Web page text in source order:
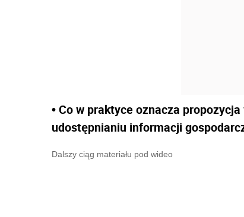
• Co w praktyce oznacza
udostępnianiu informacji
Dalszy ciąg materiału pod wideo